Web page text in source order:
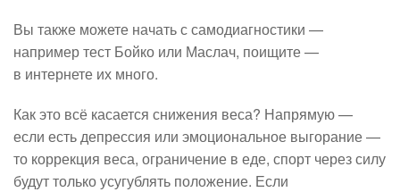
Вы также можете начать с самодиагностики —
например тест Бойко или Маслач, поищите —
в интернете их много.
Как это всё касается снижения веса? Напрямую —
если есть депрессия или эмоциональное выгорание —
то коррекция веса, ограничение в еде, спорт через силу
будут только усугублять положение. Если